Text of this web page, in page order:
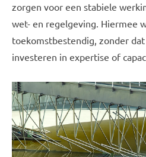
zorgen voor een stabiele
wet- en regelgeving. Hiermee
toekomstbestendig, zonder
investeren in expertise of